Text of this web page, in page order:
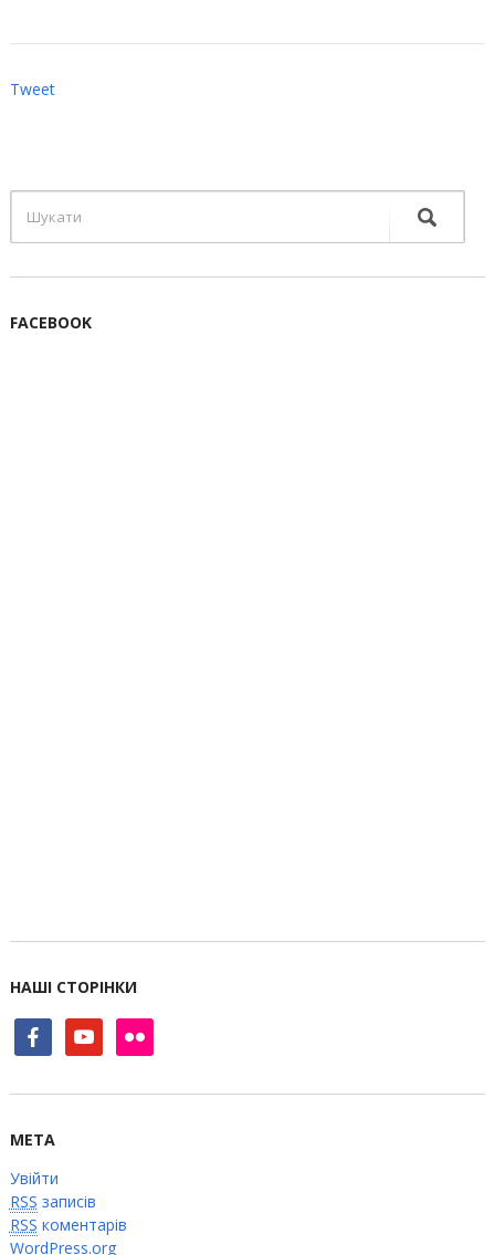
Tweet
FACEBOOK
НАШІ СТОРІНКИ
facebookyoutube flickr
МЕТА
Увійти
RSS записів
RSS коментарів
WordPress.org